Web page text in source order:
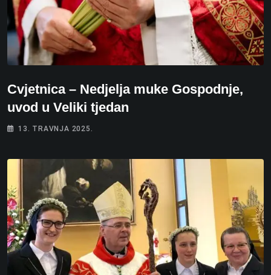
Cvjetnica – Nedjelja muke Gospodnje,
uvod u Veliki tjedan
13. TRAVNJA 2025.